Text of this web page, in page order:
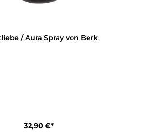
/ Aura Spray von Berk
32,90 €*